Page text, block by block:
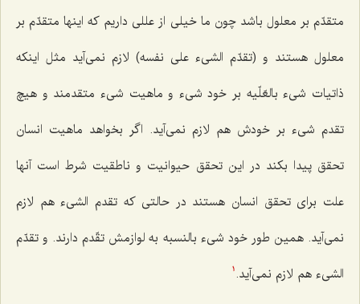
متقدّم بر معلول باشد چون ما خیلى از عللى داریم كه اینها متقدّم بر
معلول هستند و (تقدّم الشیء على نفسه) لازم نمى‌آید مثل اینكه
ذاتیات شیء بالعّلّیه بر خود شیء و ماهیت شیء متقدمند و هیچ
تقدم شیء بر خودش هم لازم نمى‌آید. اگر بخواهد ماهیت انسان
تحقق پیدا بكند در این تحقق حیوانیت و ناطقیت شرط است آنها
علت براى تحقق انسان هستند در حالتى كه تقدم الشیء هم لازم
نمى‌آید. همین طور خود شیء بالنسبه به لوازمش تقّدم دارند. و تقدّم
الشیء هم لازم نمى‌آید. 1